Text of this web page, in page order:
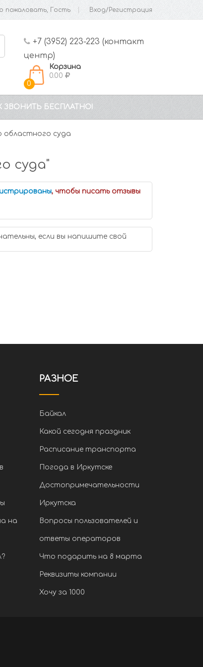
пожаловать, Гость Вход/Регистрация
+7 (3952) 223-223 (контакт
центр)
0
Корзина
0.00
ЗВОНИТЬ БЕСПЛАТНО!
областного суда
суда"
, чтобы писать отзывы
если вы напишите свой
на
РАЗНОЕ
Байкал
Какой сегодня праздник
Расписание транспорта
Погода в Иркутске
Достопримечательности
Иркутска
Вопросы пользователей и
ответы операторов
Что подарить на 8 марта
Реквизиты компании
Хочу за 1000